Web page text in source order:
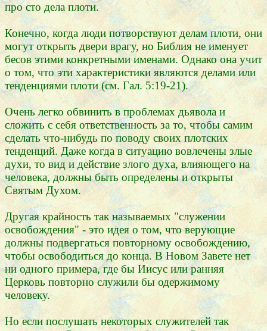
про сто дела плоти.
Конечно, когда люди потворствуют делам плоти, они
могут открыть двери врагу, но Библия не именует
бесов этими конкретными именами. Однако она учит
о том, что эти характеристики являются делами или
тенденциями плоти (см. Гал. 5:19-21).
Очень легко обвинить в проблемах дьявола и
сложить с себя ответственность за то, чтобы самим
сделать что-нибудь по поводу своих плотских
тенденций. Даже когда в ситуацию вовлечены злые
духи, то вид и действие злого духа, влияющего на
человека, должны быть определены и открыты
Святым Духом.
Другая крайность так называемых "служении
освобождения" - это идея о том, что верующие
должны подвергаться повторному освобождению,
чтобы освободиться до конца. В Новом Завете нет
ни одного примера, где бы Иисус или ранняя
Церковь повторно служили бы одержимому
человеку.
Но если послушать некоторых служителей так